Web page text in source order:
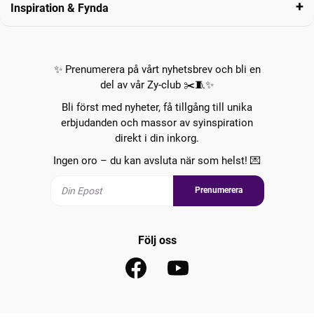
Inspiration & Fynda
✨ Prenumerera på vårt nyhetsbrev och bli en
del av vår Zy-club ✂️🧵✨
Bli först med nyheter, få tillgång till unika
erbjudanden och massor av syinspiration
direkt i din inkorg.
Ingen oro – du kan avsluta när som helst! 💌
Prenumerera
Följ oss